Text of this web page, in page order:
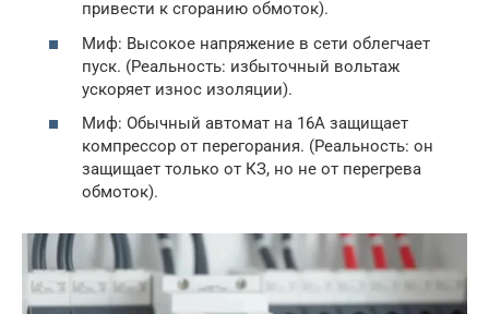
привести к сгоранию обмоток).
Миф: Высокое напряжение в сети облегчает
пуск. (Реальность: избыточный вольтаж
ускоряет износ изоляции).
Миф: Обычный автомат на 16А защищает
компрессор от перегорания. (Реальность: он
защищает только от КЗ, но не от перегрева
обмоток).